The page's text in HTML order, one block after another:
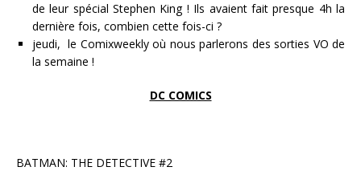
de leur spécial Stephen King ! Ils avaient fait presque 4h la
dernière fois, combien cette fois-ci ?
jeudi, le Comixweekly où nous parlerons des sorties VO de
la semaine !
DC COMICS
BATMAN: THE DETECTIVE #2